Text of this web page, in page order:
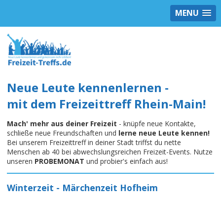
MENU
Neue Leute kennenlernen -
mit dem Freizeittreff Rhein-Main!
Mach' mehr aus deiner Freizeit - knüpfe neue Kontakte,
schließe neue Freundschaften und lerne neue Leute kennen!
Bei unserem Freizeittreff in deiner Stadt triffst du nette
Menschen ab 40 bei abwechslungsreichen Freizeit-Events. Nutze
unseren PROBEMONAT und probier's einfach aus!
Winterzeit - Märchenzeit Hofheim